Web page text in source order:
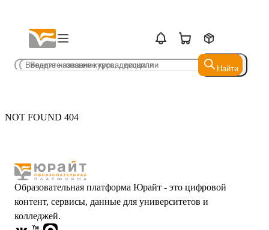
Найти
Найти
NOT FOUND 404
Образовательная платформа Юрайт - это цифровой
контент, сервисы, данные для университетов и
колледжей.